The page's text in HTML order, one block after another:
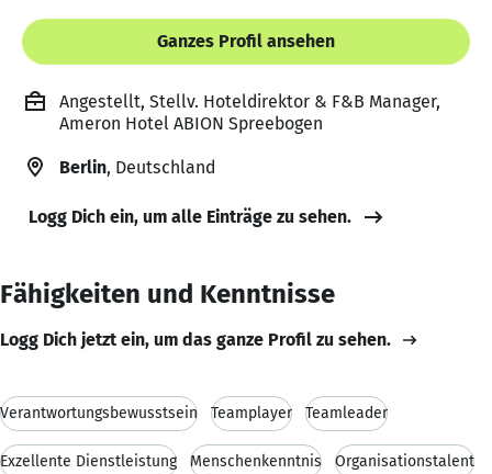
Ganzes Profil ansehen
Angestellt, Stellv. Hoteldirektor & F&B Manager,
Ameron Hotel ABION Spreebogen
Berlin, Deutschland
Logg Dich ein, um alle Einträge zu sehen.
Fähigkeiten und Kenntnisse
Logg Dich jetzt ein, um das ganze Profil zu sehen.
Verantwortungsbewusstsein Teamplayer Teamleader
Exzellente Dienstleistung Menschenkenntnis Organisationstalent